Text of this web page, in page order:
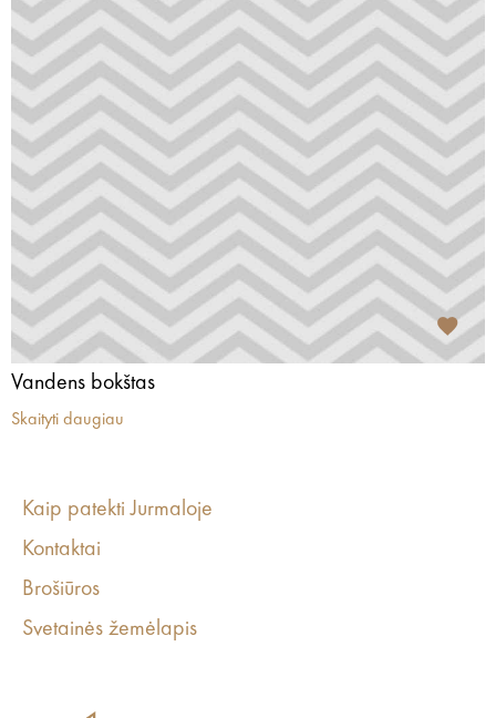
Vandens bokštas
Skaityti daugiau
Kaip patekti Jurmaloje
Kontaktai
Brošiūros
Svetainės žemėlapis